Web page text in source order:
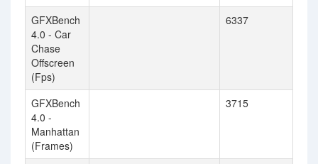
GFXBench
4.0 - Car
Chase
Offscreen
(Fps)
6337
GFXBench
4.0 -
Manhattan
(Frames)
3715